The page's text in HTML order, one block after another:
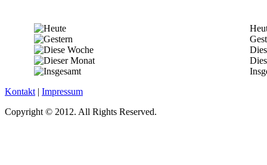
Kontakt | Impressum
Copyright © 2012. All Rights Reserved.